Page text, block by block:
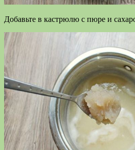
Добавьте в кастрюлю с пюре и